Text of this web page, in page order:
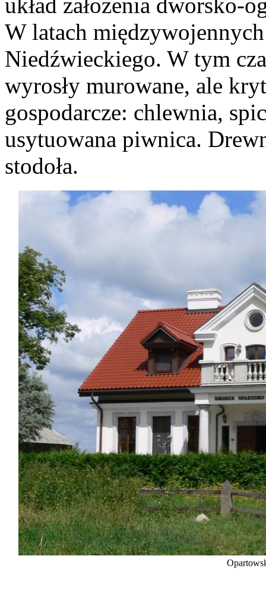
W latach
Niedźwieckiego. W tym
wyrosły murowane, ale
gospodarcze: chlewnia,
usytuowana piwnica.
stodoła.